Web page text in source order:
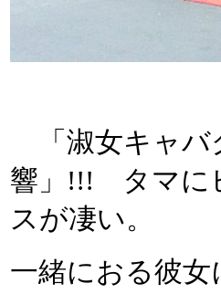
「淑女キャバ
響」!!! タマに
スが凄い。
一緒におる彼